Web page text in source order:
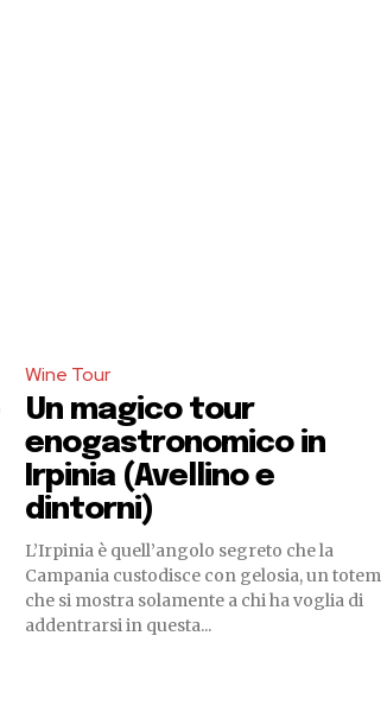
Wine Tour
Un magico tour
enogastronomico in
Irpinia (Avellino e
dintorni)
L’Irpinia è quell’angolo segreto che la
Campania custodisce con gelosia, un totem
che si mostra solamente a chi ha voglia di
addentrarsi in questa...